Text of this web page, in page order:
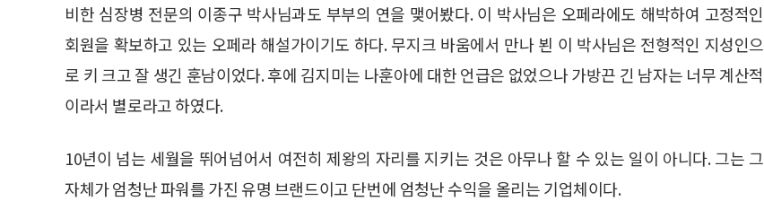
비한 심장병 전문의 이종구 박사님과도 부부의 연을 맺어봤다. 이 박사님은 오페라에도 해박하여 고정적인
회원을 확보하고 있는 오페라 해설가이기도 하다. 무지크 바움에서 만나 뵌 이 박사님은 전형적인 지성인으
로 키 크고 잘 생긴 훈남이었다. 후에 김지미는 나훈아에 대한 언급은 없었으나 가방끈 긴 남자는 너무 계산적
이라서 별로라고 하였다.
10년이 넘는 세월을 뛰어넘어서 여전히 제왕의 자리를 지키는 것은 아무나 할 수 있는 일이 아니다. 그는 그
자체가 엄청난 파워를 가진 유명 브랜드이고 단번에 엄청난 수익을 올리는 기업체이다.